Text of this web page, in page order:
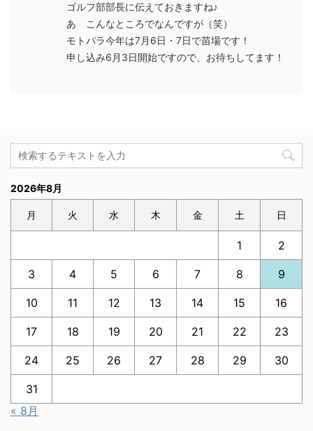
ゴルフ部部長に伝えておきますね♪
あ こんなところでなんですが（笑）
モトパラ今年は7月6日・7日で苗場です！
申し込み6月3日開始ですので、お待ちしてます！
2026年8月
月 火 水 木 金 土 日
1 2
3 4 5 6 7 8 9
10 11 12 13 14 15 16
17 18 19 20 21 22 23
24 25 26 27 28 29 30
31
« 8月